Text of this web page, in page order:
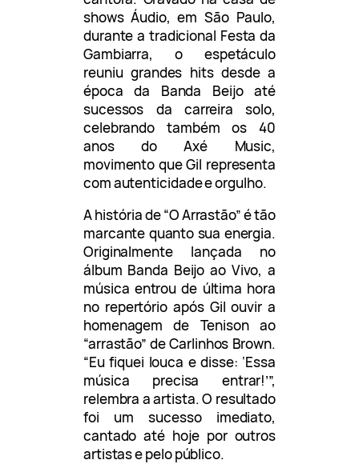
shows Áudio, em São Paulo,
durante a tradicional Festa da
Gambiarra, o espetáculo
reuniu grandes hits desde a
época da Banda Beijo até
sucessos da carreira solo,
celebrando também os 40
anos do Axé Music,
movimento que Gil representa
com autenticidade e orgulho.
A história de “O Arrastão” é tão
marcante quanto sua energia.
Originalmente lançada no
álbum Banda Beijo ao Vivo, a
música entrou de última hora
no repertório após Gil ouvir a
homenagem de Tenison ao
“arrastão” de Carlinhos Brown.
“Eu fiquei louca e disse: ‘Essa
música precisa entrar!’”,
relembra a artista. O resultado
foi um sucesso imediato,
cantado até hoje por outros
artistas e pelo público.